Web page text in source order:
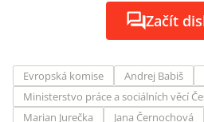
Začít
Evropská komise Andrej Babiš
Ministerstvo práce a sociálních věcí
Marian Jurečka
Jana Černochová